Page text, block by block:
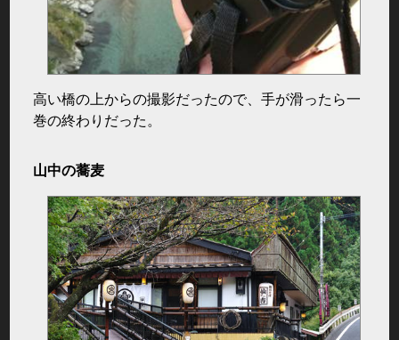
高い橋の上からの撮影だったので、手が滑ったら一
巻の終わりだった。
山中の蕎麦